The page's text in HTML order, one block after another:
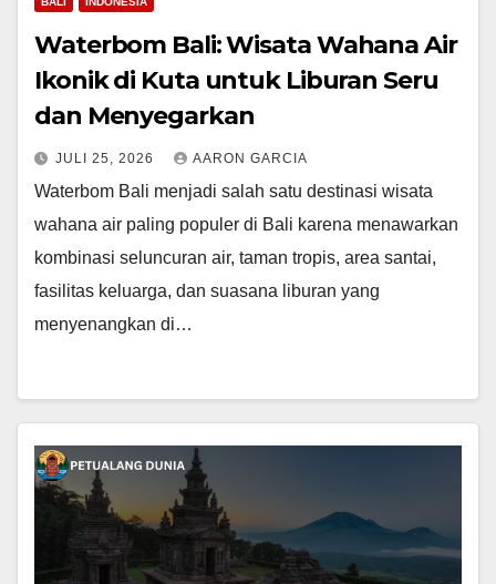
Waterbom Bali: Wisata Wahana Air
Ikonik di Kuta untuk Liburan Seru
dan Menyegarkan
JULI 25, 2026 AARON GARCIA
Waterbom Bali menjadi salah satu destinasi wisata
wahana air paling populer di Bali karena menawarkan
kombinasi seluncuran air, taman tropis, area santai,
fasilitas keluarga, dan suasana liburan yang
menyenangkan di…